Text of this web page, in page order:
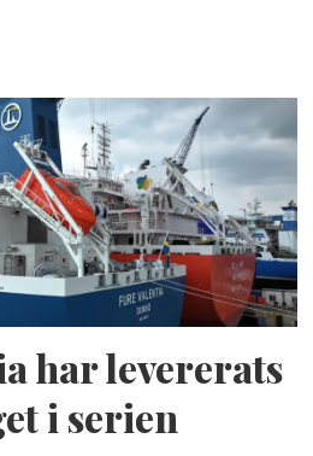
har levererats
i serien